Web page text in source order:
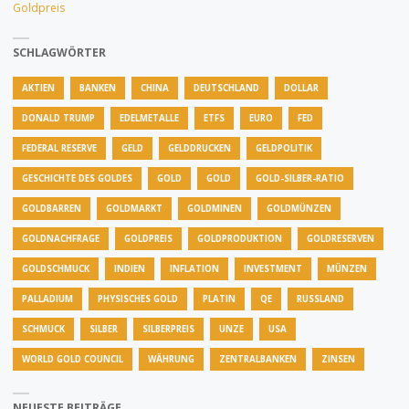
Goldpreis
SCHLAGWÖRTER
AKTIEN BANKEN CHINA DEUTSCHLAND DOLLAR
DONALD TRUMP EDELMETALLE ETFS EURO FED
FEDERAL RESERVE GELD GELDDRUCKEN GELDPOLITIK
GESCHICHTE DES GOLDES GOLD GOLD GOLD-SILBER-RATIO
GOLDBARREN GOLDMARKT GOLDMINEN GOLDMÜNZEN
GOLDNACHFRAGE GOLDPREIS GOLDPRODUKTION GOLDRESERVEN
GOLDSCHMUCK INDIEN INFLATION INVESTMENT MÜNZEN
PALLADIUM PHYSISCHES GOLD PLATIN QE RUSSLAND
SCHMUCK SILBER SILBERPREIS UNZE USA
WORLD GOLD COUNCIL WÄHRUNG ZENTRALBANKEN ZINSEN